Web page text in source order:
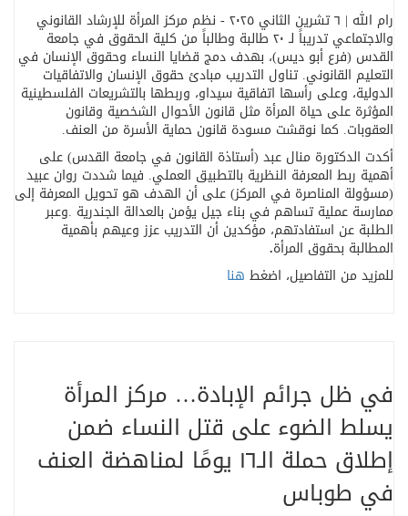
رام الله | ٦ تشرين الثاني ٢٠٢٥ - نظم مركز المرأة للإرشاد القانوني
والاجتماعي تدريباً لـ ٢٠ طالبة وطالباً من كلية الحقوق في جامعة
القدس (فرع أبو ديس)، بهدف دمج قضايا النساء وحقوق الإنسان في
التعليم القانوني. تناول التدريب مبادئ حقوق الإنسان والاتفاقيات
الدولية، وعلى رأسها اتفاقية سيداو، وربطها بالتشريعات الفلسطينية
المؤثرة على حياة المرأة مثل قانون الأحوال الشخصية وقانون
العقوبات. كما نوقشت مسودة قانون حماية الأسرة من العنف.
أكدت الدكتورة منال عبد (أستاذة القانون في جامعة القدس) على
أهمية ربط المعرفة النظرية بالتطبيق العملي. فيما شددت روان عبيد
(مسؤولة المناصرة في المركز) على أن الهدف هو تحويل المعرفة إلى
ممارسة عملية تساهم في بناء جيل يؤمن بالعدالة الجندرية .وعبر
الطلبة عن استفادتهم، مؤكدين أن التدريب عزز وعيهم بأهمية
المطالبة بحقوق المرأة.
للمزيد من التفاصيل، اضغط هنا
في ظل جرائم الإبادة… مركز المرأة
يسلط الضوء على قتل النساء ضمن
إطلاق حملة الـ١٦ يومًا لمناهضة العنف
في طوباس